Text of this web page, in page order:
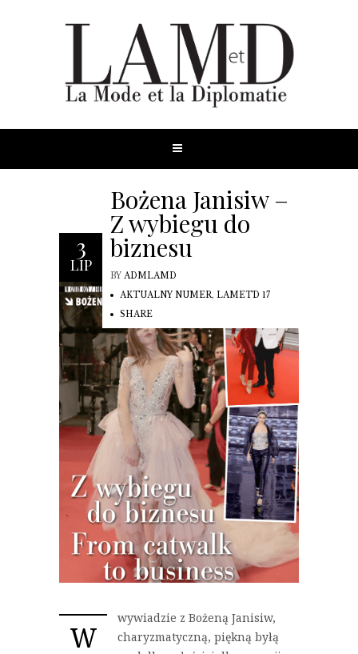
3
LIP
Bożena Janisiw –
Z wybiegu do
biznesu
BY ADMLAMD
AKTUALNY NUMER, LAMETD 17
SHARE
W
wywiadzie z Bożeną Janisiw,
charyzmatyczną, piękną byłą